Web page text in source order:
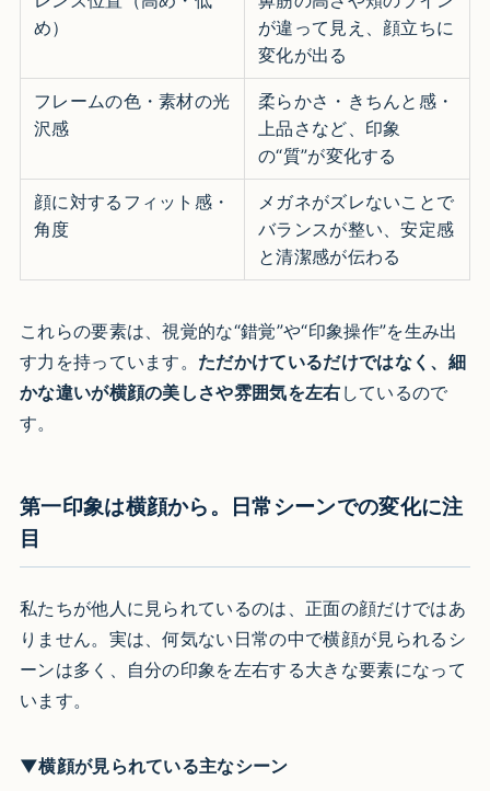
め）
が違って見え、顔立ちに
変化が出る
フレームの色・素材の光
沢感
柔らかさ・きちんと感・
上品さなど、印象
の“質”が変化する
顔に対するフィット感・
角度
メガネがズレないことで
バランスが整い、安定感
と清潔感が伝わる
これらの要素は、視覚的な“錯覚”や“印象操作”を生み出
す力を持っています。 ただかけているだけではなく、細
かな違いが横顔の美しさや雰囲気を左右 しているので
す。
第一印象は横顔から。日常シーンでの変化に注
目
私たちが他人に見られているのは、正面の顔だけではあ
りません。実は、何気ない日常の中で横顔が見られるシ
ーンは多く、自分の印象を左右する大きな要素になって
います。
▼横顔が見られている主なシーン